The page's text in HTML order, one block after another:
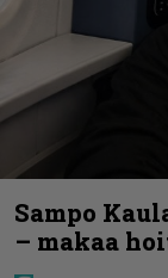
Sampo
– makaa